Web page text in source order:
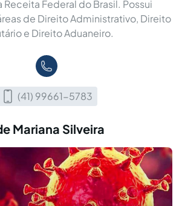
Receita Federal do Brasil. Possui
de Direito Administrativo, Direito
e Direito Aduaneiro.
(41) 99661-5783
Mariana Silveira